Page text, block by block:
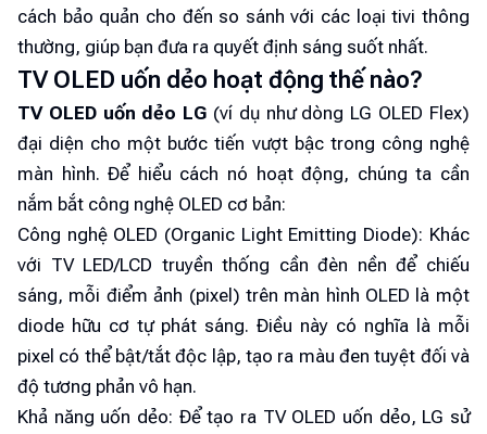
cách bảo quản cho đến so sánh với các loại tivi thông
thường, giúp bạn đưa ra quyết định sáng suốt nhất.
TV OLED uốn dẻo hoạt động thế nào?
TV OLED uốn dẻo LG (ví dụ như dòng LG OLED Flex)
đại diện cho một bước tiến vượt bậc trong công nghệ
màn hình. Để hiểu cách nó hoạt động, chúng ta cần
nắm bắt công nghệ OLED cơ bản:
Công nghệ OLED (Organic Light Emitting Diode): Khác
với TV LED/LCD truyền thống cần đèn nền để chiếu
sáng, mỗi điểm ảnh (pixel) trên màn hình OLED là một
diode hữu cơ tự phát sáng. Điều này có nghĩa là mỗi
pixel có thể bật/tắt độc lập, tạo ra màu đen tuyệt đối và
độ tương phản vô hạn.
Khả năng uốn dẻo: Để tạo ra TV OLED uốn dẻo, LG sử